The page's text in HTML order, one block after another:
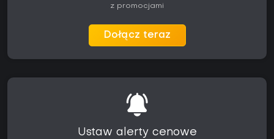
z promocjami
Dołącz teraz
Ustaw alerty cenowe